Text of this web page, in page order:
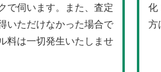
で伺います。また、査定
いただけなかった場合で
料は一切発生いたしませ
化
方